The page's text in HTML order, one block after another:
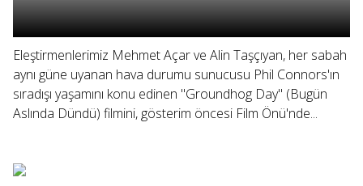
Eleştirmenlerimiz Mehmet Açar ve Alin Taşçıyan, her sabah
aynı güne uyanan hava durumu sunucusu Phil Connors'ın
sıradışı yaşamını konu edinen "Groundhog Day" (Bugün
Aslında Dündü) filmini, gösterim öncesi Film Önü'nde...